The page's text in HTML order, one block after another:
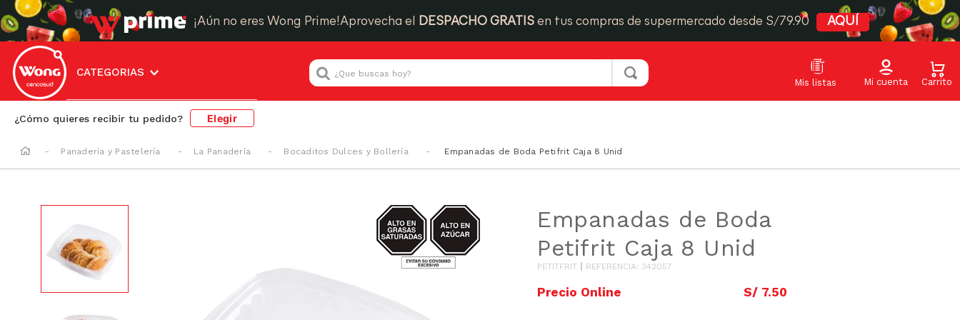
¡Aún no eres Wong Prime!Aprovecha el DESPACHO GRATIS en tus compras de supermercado desde S/79.90 AQUÍ
CATEGORIAS
¿Que buscas hoy?
¿Cómo quieres recibir tu pedido? Elegir
Panadería y Pastelería La Panadería Bocaditos Dulces y Bollería Empanadas de Boda Petifrit Caja 8 Unid
AZUCAR/GRASAS-
SAT
Empanadas de Boda
Petifrit Caja 8 Unid
PETITFRIT REFERENCIA: 342057
S/ 7.50